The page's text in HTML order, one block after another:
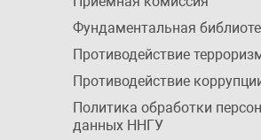
Фундаментальная
Противодействие
Противодействие
Политика обработки
данных ННГУ